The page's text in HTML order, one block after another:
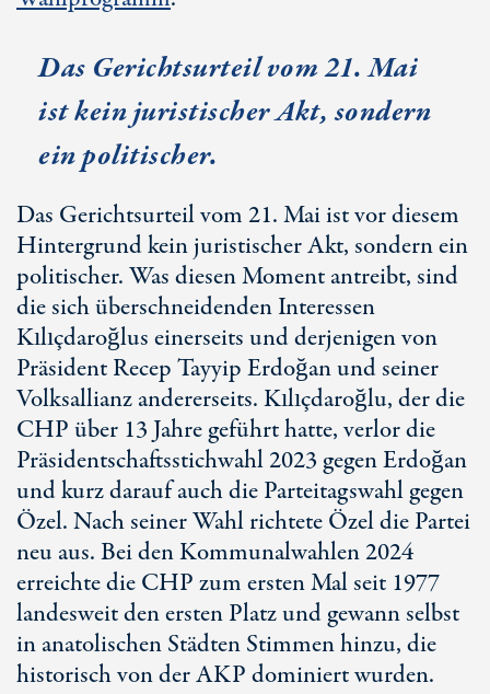
Das Gerichtsurteil vom 21. Mai
ist kein juristischer Akt, sondern
ein politischer.
Das Gerichtsurteil vom 21. Mai ist vor diesem
Hintergrund kein juristischer Akt, sondern ein
politischer. Was diesen Moment antreibt, sind
die sich überschneidenden Interessen
Kılıçdaroğlus einerseits und derjenigen von
Präsident Recep Tayyip Erdoğan und seiner
Volksallianz andererseits. Kılıçdaroğlu, der die
CHP über 13 Jahre geführt hatte, verlor die
Präsidentschaftsstichwahl 2023 gegen Erdoğan
und kurz darauf auch die Parteitagswahl gegen
Özel. Nach seiner Wahl richtete Özel die Partei
neu aus. Bei den Kommunalwahlen 2024
erreichte die CHP zum ersten Mal seit 1977
landesweit den ersten Platz und gewann selbst
in anatolischen Städten Stimmen hinzu, die
historisch von der AKP dominiert wurden.